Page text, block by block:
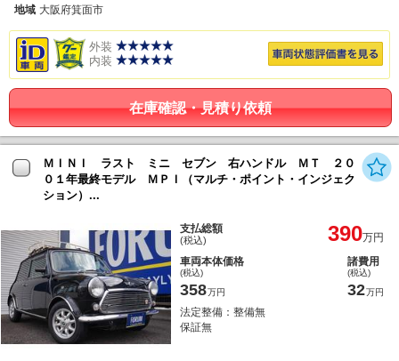
地域 大阪府箕面市
外装
内装
在庫確認・見積り依頼
ＭＩＮＩ ラスト ミニ セブン 右ハンドル ＭＴ ２０
０１年最終モデル ＭＰＩ（マルチ・ポイント・インジェク
ション）...
支払総額
(税込) 390万円
車両本体価格
(税込)
358万円
諸費用
(税込)
32万円
法定整備：整備無
保証無